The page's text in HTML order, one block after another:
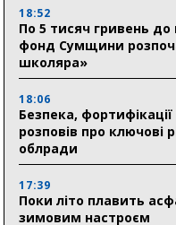
18:52
По 5 тисяч гривень
фонд Сумщини
школяра»
18:06
Безпека,
розповів про ключові
облради
17:39
Поки літо плавить
зимовим настроєм